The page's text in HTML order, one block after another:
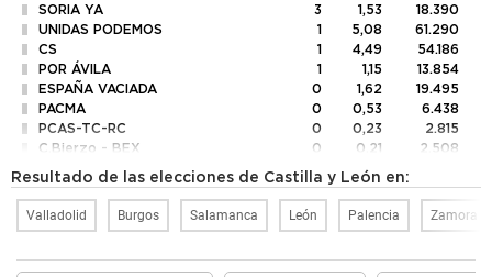
Resultado de las elecciones de Castilla y León en:
Valladolid Burgos Salamanca León Palencia Zamora
SORIA YA
3 1,53
18.390
UNIDAS PODEMOS
1 5,08
61.290
CS
1 4,49
54.186
POR ÁVILA
1 1,15
13.854
ESPAÑA VACIADA
0 1,62
19.495
PACMA
0 0,53
6.438
PCAS-TC-RC
0 0,23
2.815
C.Bierzo - BEX
0 0,21
2.508
Z. DECIDE
0,17
PCTE
0 0,11
1.344
PUM+J
0,09
1.113
PREPAL
0 0,08
989